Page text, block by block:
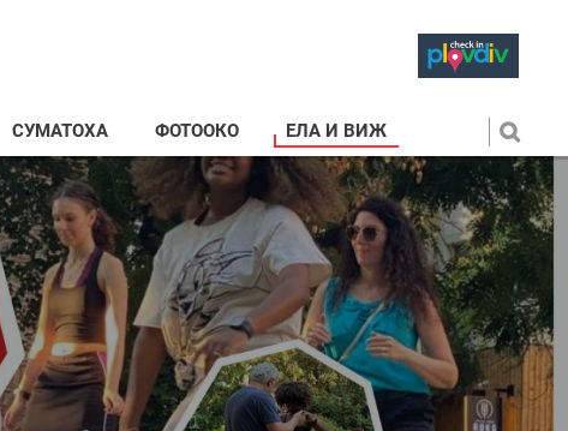
СУМАТОХА ФОТООКО ЕЛА И ВИЖ